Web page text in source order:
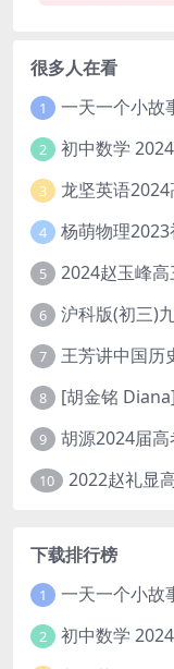
很多人在看
1
2
3 龙坚英语
4
5
6
7 王芳讲中国历
8
9
10
下载排行榜
1
2